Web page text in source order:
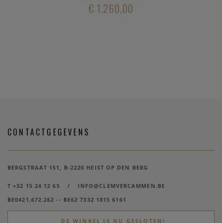
€ 1.260,00
CONTACTGEGEVENS
BERGSTRAAT 151, B-2220 HEIST OP DEN BERG
T +32 15 24 12 65 /
INFO@CLEMVERCAMMEN.BE
BE0421.672.262 -- BE62 7332 1815 6161
DE WINKEL IS NU GESLOTEN!